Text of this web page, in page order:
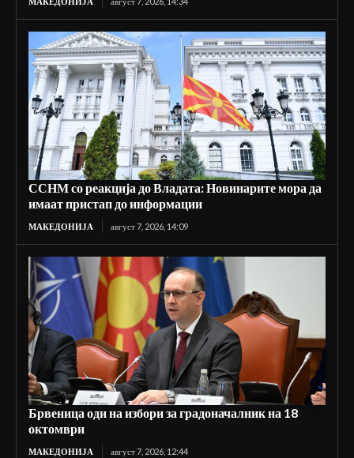
ССНМ со реакција до Владата: Новинарите мора да
имаат пристап до информации
МАКЕДОНИЈА август 7, 2026, 14:09
Брвеница оди на избори за градоначалник на 18
октомври
МАКЕДОНИЈА август 7, 2026, 12:44